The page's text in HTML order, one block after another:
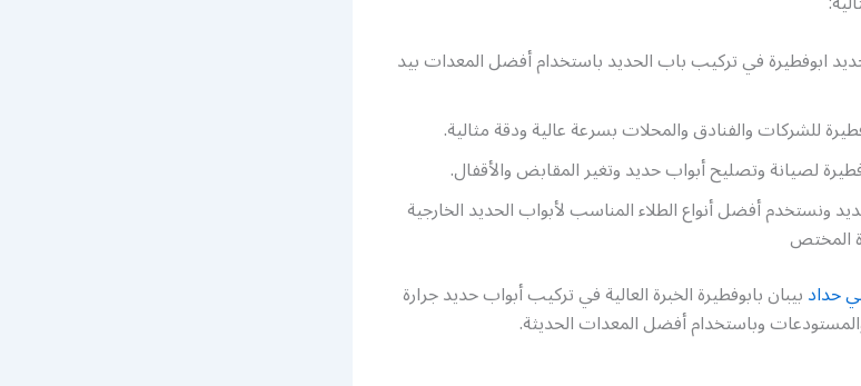
ابوفطيرة في تركيب باب الحديد باستخدام أفضل المعدات بيد
للشركات والفنادق والمحلات بسرعة عالية ودقة مثالية.
لصيانة وتصليح أبواب حديد وتغير المقابض والأقفال.
ونستخدم أفضل أنواع الطلاء المناسب لأبواب الحديد الخارجية
المختص
حدادبيبان بابوفطيرة الخبرة العالية في تركيب أبواب حديد جرارة
وباستخدام أفضل المعدات الحديثة.